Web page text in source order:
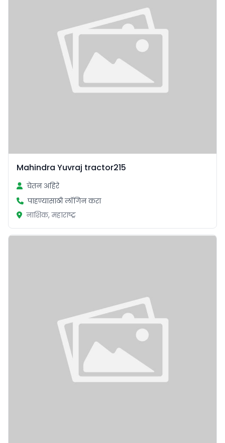
Mahindra Yuvraj tractor215
चेतन अहिरे
पाहण्यासाठी लॉगिन करा
नाशिक, महाराष्ट्र